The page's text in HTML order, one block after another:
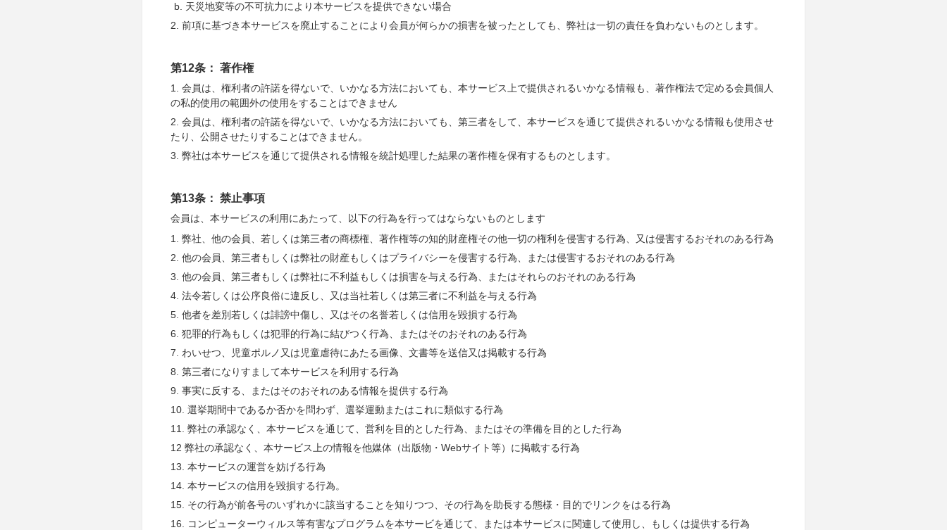
天災地変等の不可抗力により本サービスを提供できない場合
2. 前項に基づき本サービスを廃止することにより会員が何らかの損害を被ったとしても、弊社は一切の責任を負わないものとします。
第12条： 著作権
1. 会員は、権利者の許諾を得ないで、いかなる方法においても、本サービス上で提供されるいかなる情報も、著作権法で定める会員個人
の私的使用の範囲外の使用をすることはできません
2. 会員は、権利者の許諾を得ないで、いかなる方法においても、第三者をして、本サービスを通じて提供されるいかなる情報も使用させ
たり、公開させたりすることはできません。
3. 弊社は本サービスを通じて提供される情報を統計処理した結果の著作権を保有するものとします。
第13条： 禁止事項
会員は、本サービスの利用にあたって、以下の行為を行ってはならないものとします
1. 弊社、他の会員、若しくは第三者の商標権、著作権等の知的財産権その他一切の権利を侵害する行為、又は侵害するおそれのある行為
2. 他の会員、第三者もしくは弊社の財産もしくはプライバシーを侵害する行為、または侵害するおそれのある行為
3. 他の会員、第三者もしくは弊社に不利益もしくは損害を与える行為、またはそれらのおそれのある行為
4. 法令若しくは公序良俗に違反し、又は当社若しくは第三者に不利益を与える行為
5. 他者を差別若しくは誹謗中傷し、又はその名誉若しくは信用を毀損する行為
6. 犯罪的行為もしくは犯罪的行為に結びつく行為、またはそのおそれのある行為
7. わいせつ、児童ポルノ又は児童虐待にあたる画像、文書等を送信又は掲載する行為
8. 第三者になりすまして本サービスを利用する行為
9. 事実に反する、またはそのおそれのある情報を提供する行為
10. 選挙期間中であるか否かを問わず、選挙運動またはこれに類似する行為
11. 弊社の承認なく、本サービスを通じて、営利を目的とした行為、またはその準備を目的とした行為
12 弊社の承認なく、本サービス上の情報を他媒体（出版物・Webサイト等）に掲載する行為
13. 本サービスの運営を妨げる行為
14. 本サービスの信用を毀損する行為。
15. その行為が前各号のいずれかに該当することを知りつつ、その行為を助長する態様・目的でリンクをはる行為
16. コンピューターウィルス等有害なプログラムを本サービを通じて、または本サービスに関連して使用し、もしくは提供する行為